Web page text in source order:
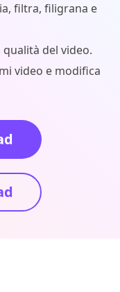
filtra, filigrana e
del video.
video e modifica